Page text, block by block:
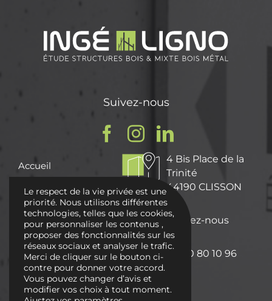
Accueil
Nos Missions
Nos réalisations
Actualités
Contactez-nous
Suivez-nous
4 Bis Place de la
Trinité
44190 CLISSON
Écrivez-nous
02 40 80 10 96
Le respect de la vie privée est une
priorité. Nous utilisons différentes
technologies, telles que les cookies,
pour personnaliser les contenus ,
proposer des fonctionnalités sur les
réseaux sociaux et analyser le trafic.
Merci de cliquer sur le bouton ci-
contre pour donner votre accord.
Vous pouvez changer d’avis et
modifier vos choix à tout moment.